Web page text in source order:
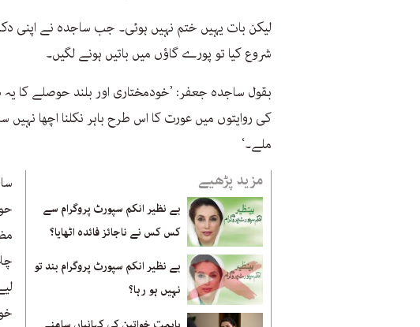
لیکن بات یہیں ختم نہیں ہوئی۔ جب ساجدہ نے اپنی
شروع کیا تو پورے گاؤں میں باتیں ہونے لگیں۔
بقول ساجدہ جعفر: ’خودمختاری اور بلند حوصلے کا
کی روایتوں میں عورت کا اس طرح باہر نکلنا اچھا
ملے۔‘
مزید پڑھیے
بے نظیر انکم سپورٹ پروگرام سے
کس کس نے ناجائز فائدہ اٹھایا؟
بے نظیر انکم سپورٹ پروگرام بند تو
نہیں ہو رہا؟